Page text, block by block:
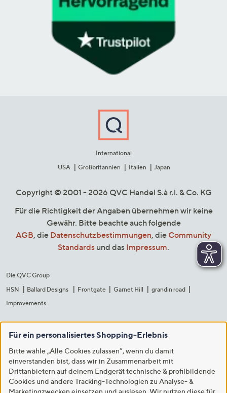
International
USA
Großbritannien Italien Japan
Copyright © 2001 - 2026 QVC Handel S.à r.l. & Co. KG
Für die Richtigkeit der Angaben übernehmen wir keine
Gewähr. Bitte beachte auch folgende
AGB, die Datenschutzbestimmungen, die Community
Standards und das Impressum.
Die QVC Group
HSN
Ballard Designs Frontgate Garnet Hill
grandin road
Improvements
Für ein personalisiertes Shopping-Erlebnis
Bitte wähle „Alle Cookies zulassen“, wenn du damit
einverstanden bist, dass wir in Zusammenarbeit mit
Drittanbietern auf deinem Endgerät technische & profilbildende
Cookies und andere Tracking-Technologien zu Analyse- &
Marketingzwecken einsetzen und auslesen. Wir nutzen diese für